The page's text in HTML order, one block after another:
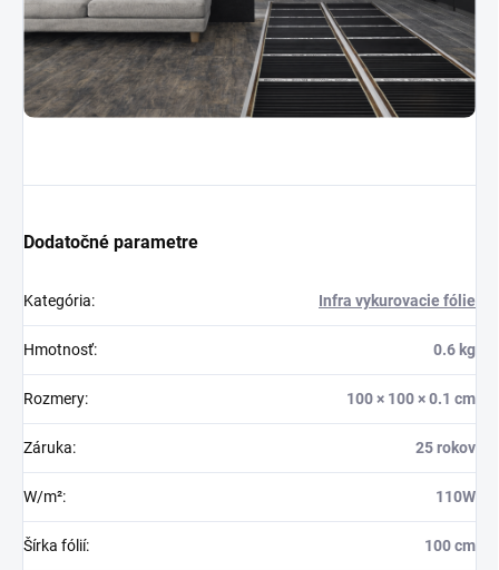
Dodatočné parametre
Kategória: Infra vykurovacie fólie
Hmotnosť: 0.6 kg
Rozmery: 100 × 100 × 0.1 cm
Záruka: 25 rokov
W/m²: 110W
Šírka fólií: 100 cm